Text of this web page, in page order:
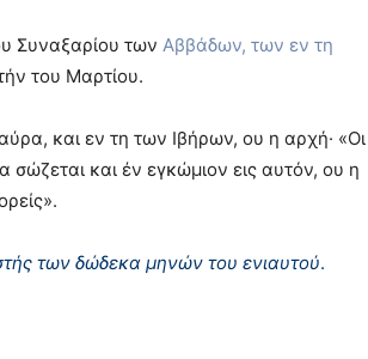
Συναξαρίου των Aββάδων, των εν τη
του Mαρτίου.
και εν τη των Iβήρων, ου η αρχή· «Oι
και έν εγκώμιον εις αυτόν, ου η
των δώδεκα μηνών του ενιαυτού.